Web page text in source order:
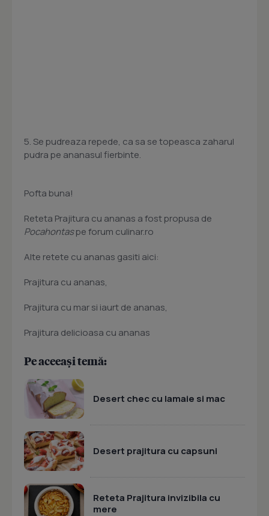
5. Se pudreaza repede, ca sa se topeasca zaharul
pudra pe ananasul fierbinte.
Pofta buna!
Reteta Prajitura cu ananas a fost propusa de
Pocahontaspe forum culinar.ro
Alte retete cu ananas gasiti aici:
Prajitura cu ananas,
Prajitura cu mar si iaurt de ananas,
Prajitura delicioasa cu ananas
Pe aceeași temă:
Desert chec cu lamaie si mac
Desert prajitura cu capsuni
Reteta Prajitura invizibila cu
mere